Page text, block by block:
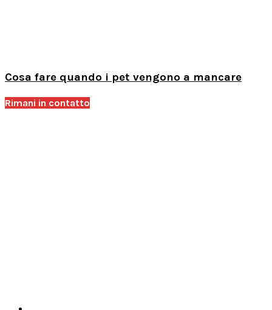
Cosa fare quando i pet vengono a mancare
Rimani in contatto